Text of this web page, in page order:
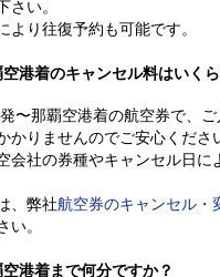
さい。
より往復予約も可能です。
港着のキャンセル料はいく
〜那覇空港着の航空券で、
かりませんのでご安心くださ
会社の券種やキャンセル日に
、弊社航空券のキャンセル・
い。
港着まで何分ですか？